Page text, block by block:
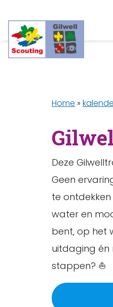
Home »
Deze
Geen
te
water en
bent, op het
uitdaging
stappen? ⛵